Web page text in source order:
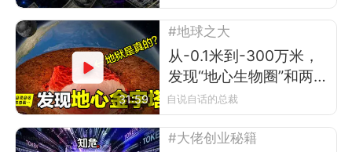
31:59
#地球之大
从-0.1米到-300万米，
发现“地心生物圈”和两
座“地心金字塔”
自说自话的总裁
#大佬创业秘籍